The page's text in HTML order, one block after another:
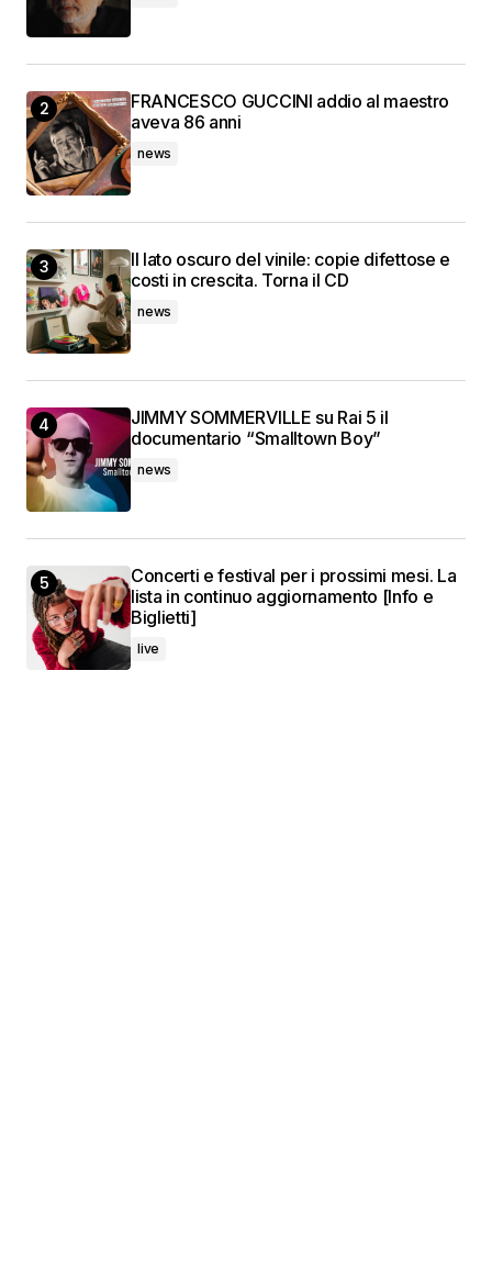
FRANCESCO GUCCINI addio al maestro
aveva 86 anni
news
Il lato oscuro del vinile: copie difettose e
costi in crescita. Torna il CD
news
JIMMY SOMMERVILLE su Rai 5 il
documentario “Smalltown Boy”
news
Concerti e festival per i prossimi mesi. La
lista in continuo aggiornamento [Info e
Biglietti]
live